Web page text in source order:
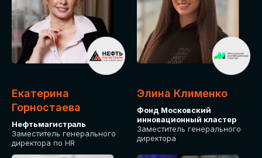
Екатерина
Горностаева
Нефтьмагистраль
Заместитель генерального
директора по HR
Элина Клименко
Фонд Московский
инновационный кластер
Заместитель генерального
директора
Приглашаем стать партнером GLOBAL
TECH FORUM и презентовать ваши
решения целевой аудитории. Будем
рады сотрудничеству!
СТАНЬТЕ
ЭКСПОНЕНТОМ
ПОДАТЬ ЗАЯВКУ
IT Solutions for Business